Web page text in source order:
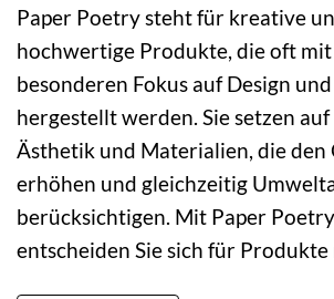
Paper Poetry steht für kreative
hochwertige Produkte, die oft
besonderen Fokus auf Design
hergestellt werden. Sie setzen
Ästhetik und Materialien, die den
erhöhen und gleichzeitig
berücksichtigen. Mit Paper
entscheiden Sie sich für